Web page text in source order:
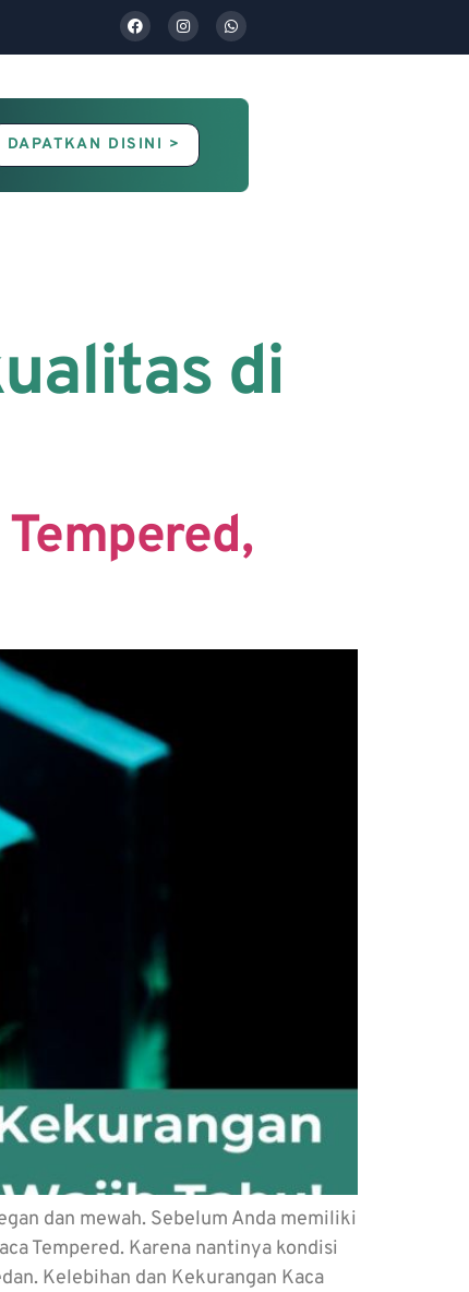
DAPATKAN DISINI >
di
dan mewah. Sebelum Anda memiliki
Tempered. Karena nantinya kondisi
Kelebihan dan Kekurangan Kaca